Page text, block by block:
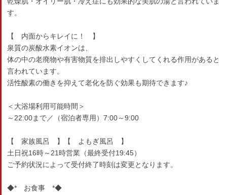
す。
【 内面からキレイに！ 】
泉質の炭酸水素イオンは、
体の中の老廃物や有害物質を排出しやすくしてくれる作用があると
言われています。
活性酸素の働きを抑えて老化を防ぐ効果も期待できます♪
＜大浴場利用可能時間＞
～22:00まで／（宿泊者専用）7:00～9:00
【 家族風呂 】【 よもぎ風呂 】
土日祝16時～21時営業（最終受付19:45）
ご予約状況によって受付終了時刻は変更となります。
◆* お食事 *◆